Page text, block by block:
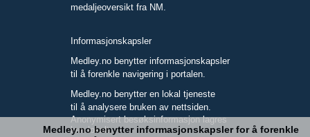
medaljeoversikt fra NM.
Informasjonskapsler
Medley.no benytter informasjonskapsler
til å forenkle navigering i portalen.
Medley.no benytter en lokal tjeneste
til å analysere bruken av nettsiden.
Anonymisert besøksinformasjon lagres
kun lokalt.
Medley.no benytter informasjonskapsler for å forenkle